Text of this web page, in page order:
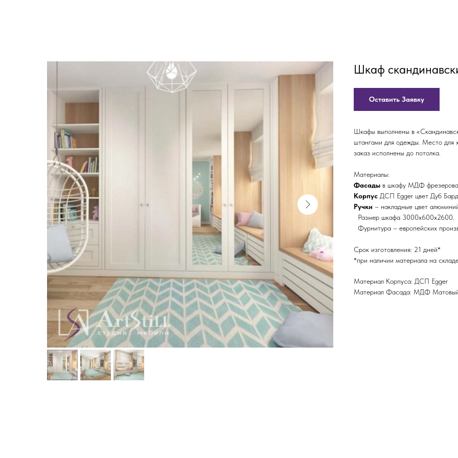
Шкаф
Оставить Заявку
Шкафы выполнены в
штангами для одежды. Место для
заказ исполнены до потолка.
Материалы:
Фасады в шкафу МДФ
Корпус ДСП Egger цвет Дуб
Ручки – накладные цвет
Размер шкафа 3000х600х2600.
Фурнитура – европейских
Срок изготовления: 21 дней*
*при наличии материала на
Материал Корпуса: ДСП Egger
Материал Фасада: МДФ